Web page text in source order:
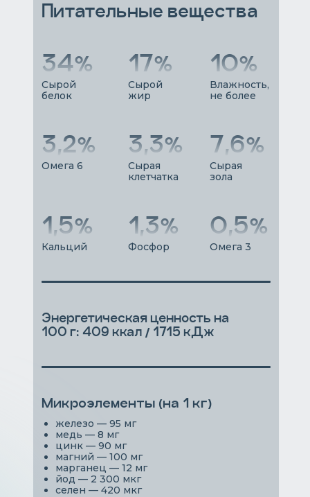
Питательные вещества
Сырой
белок
34%
Сырой
жир
17%
Сырая
клетчатка
3,3%
Кальций
1,5%
Влажность,
не более
10%
Сырая
зола
7,6%
Фосфор
1,3%
Омега 6
3,2%
Омега 3
0,5%
Энергетическая ценность на
100 г: 409 ккал / 1715 кДж
Микроэлементы (на 1 кг)
железо — 95 мг
медь — 8 мг
цинк — 90 мг
магний — 100 мг
марганец — 12 мг
йод — 2 300 мкг
селен — 420 мкг